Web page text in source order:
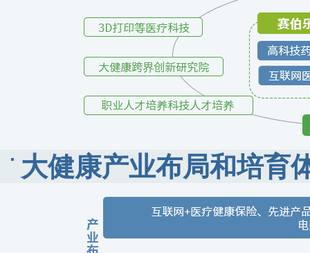
大健康产业布局和培育